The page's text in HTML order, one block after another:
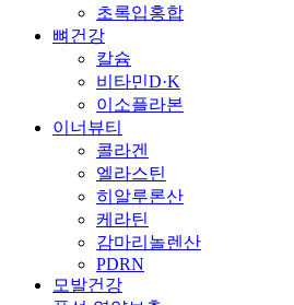
초록입홍합
뼈건강
칼슘
비타민D·K
이소플라본
이너뷰티
콜라겐
엘라스틴
히알루론산
케라틴
감마리놀렌산
PDRN
모발건강